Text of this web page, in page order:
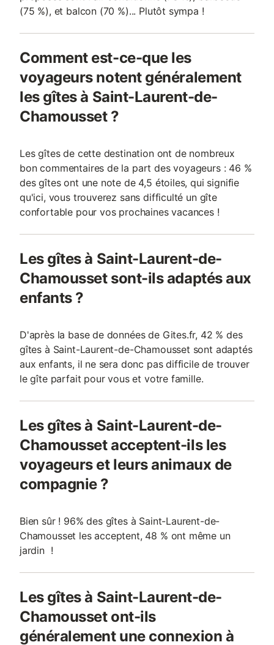
(75 %), et balcon (70 %)... Plutôt sympa !
Comment est-ce-que les
voyageurs notent généralement
les gîtes à Saint-Laurent-de-
Chamousset ?
Les gîtes de cette destination ont de nombreux
bon commentaires de la part des voyageurs : 46 %
des gîtes ont une note de 4,5 étoiles, qui signifie
qu'ici, vous trouverez sans difficulté un gîte
confortable pour vos prochaines vacances !
Les gîtes à Saint-Laurent-de-
Chamousset sont-ils adaptés aux
enfants ?
D'après la base de données de Gites.fr, 42 % des
gîtes à Saint-Laurent-de-Chamousset sont adaptés
aux enfants, il ne sera donc pas difficile de trouver
le gîte parfait pour vous et votre famille.
Les gîtes à Saint-Laurent-de-
Chamousset acceptent-ils les
voyageurs et leurs animaux de
compagnie ?
Bien sûr ! 96% des gîtes à Saint-Laurent-de-
Chamousset les acceptent, 48 % ont même un
jardin !
Les gîtes à Saint-Laurent-de-
Chamousset ont-ils
généralement une connexion à